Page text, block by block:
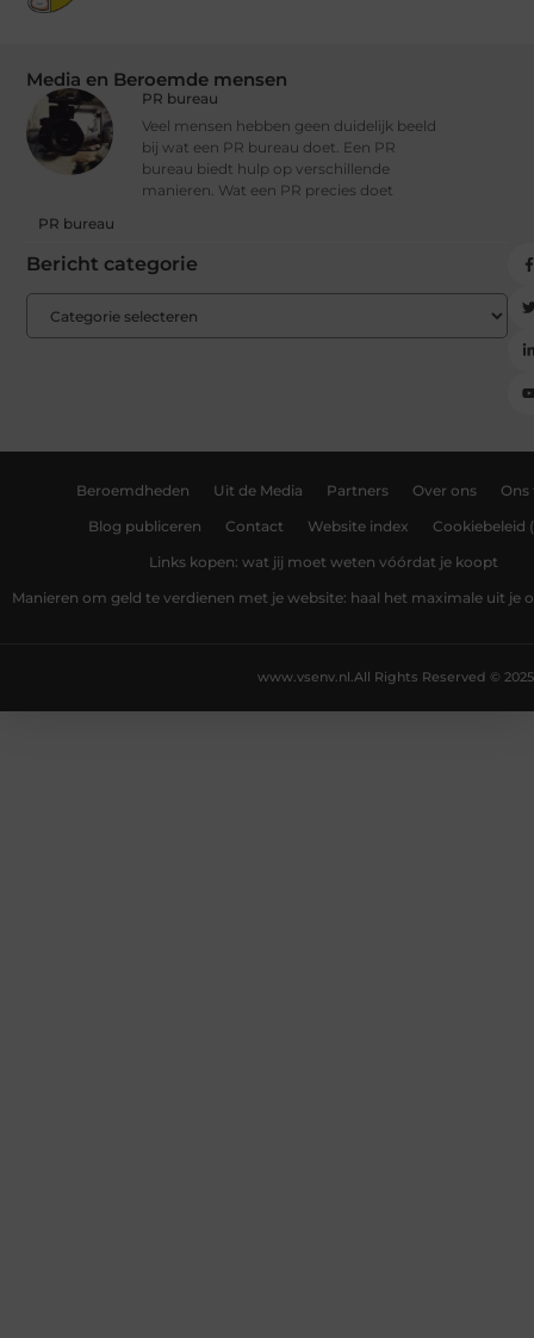
Media en Beroemde mensen
PR bureau
Veel mensen hebben geen duidelijk beeld
bij wat een PR bureau doet. Een PR
bureau biedt hulp op verschillende
manieren. Wat een PR precies doet
PR bureau
Bericht categorie
Beroemdheden Uit de Media Partners Over ons Ons
Blog publiceren Contact Website index Cookiebeleid
Links kopen: wat jij moet weten vóórdat je koopt
Manieren om geld te verdienen met je website: haal het maximale uit je
All Rights Reserved © 2025
www.vsenv.nl.